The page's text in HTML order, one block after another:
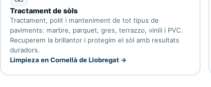
Tractament de sòls
Tractament, polit i manteniment de tot tipus de
paviments: marbre, parquet, gres, terrazzo, vinili i PVC.
Recuperem la brillantor i protegim el sòl amb resultats
duradors.
Limpieza en Cornellà de Llobregat →